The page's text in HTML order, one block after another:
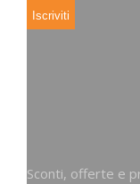
Sconti, offerte e